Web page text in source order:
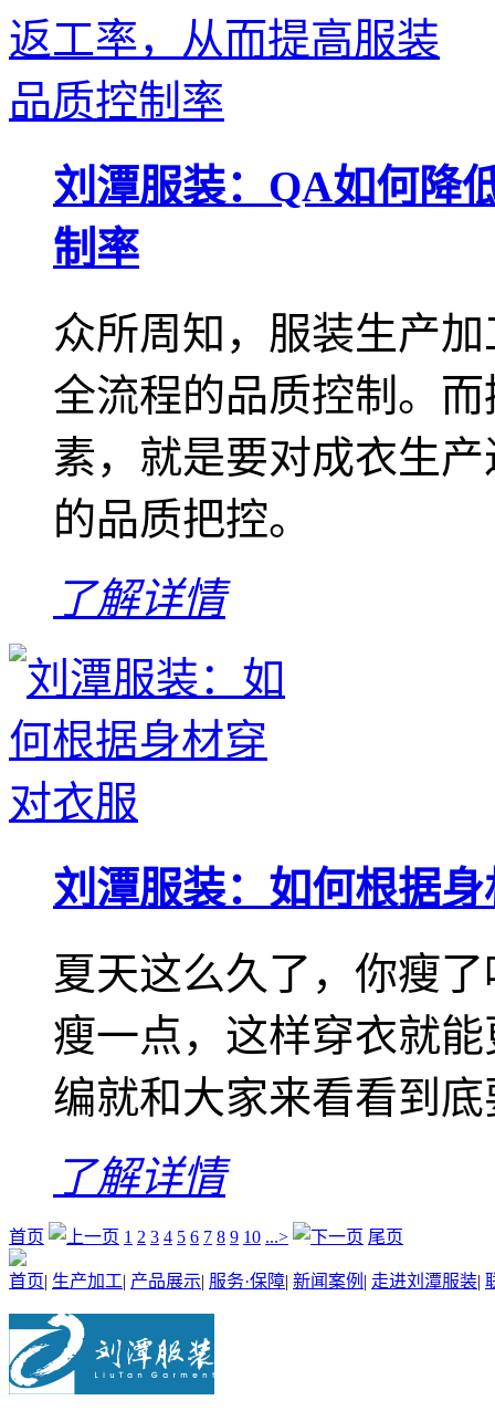
刘潭服装：QA如何降
制率
众所周知，服装生产
全流程的品质控制。
素，就是要对成衣生
的品质把控。
了解详情
刘潭服装：如何根据
夏天这么久了，你瘦
瘦一点，这样穿衣就
编就和大家来看看到
了解详情
首页 1 2 3 4 5 6 7 8 9 10 ...> 尾页
首页| 生产加工| 产品展示| 服务·保障| 新闻案例 | 走进刘潭服装|